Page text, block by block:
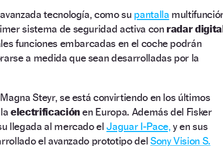
tecnología, como su pantalla
sistema de seguridad activa con radar
funciones embarcadas en el coche podrán
a medida que sean desarrolladas por la
Steyr, se está convirtiendo en los últimos
laelectrificación en Europa. Además del Fisker
llegada al mercado elJaguar I-Pace, y en sus
el avanzado prototipo delSony Vision S.